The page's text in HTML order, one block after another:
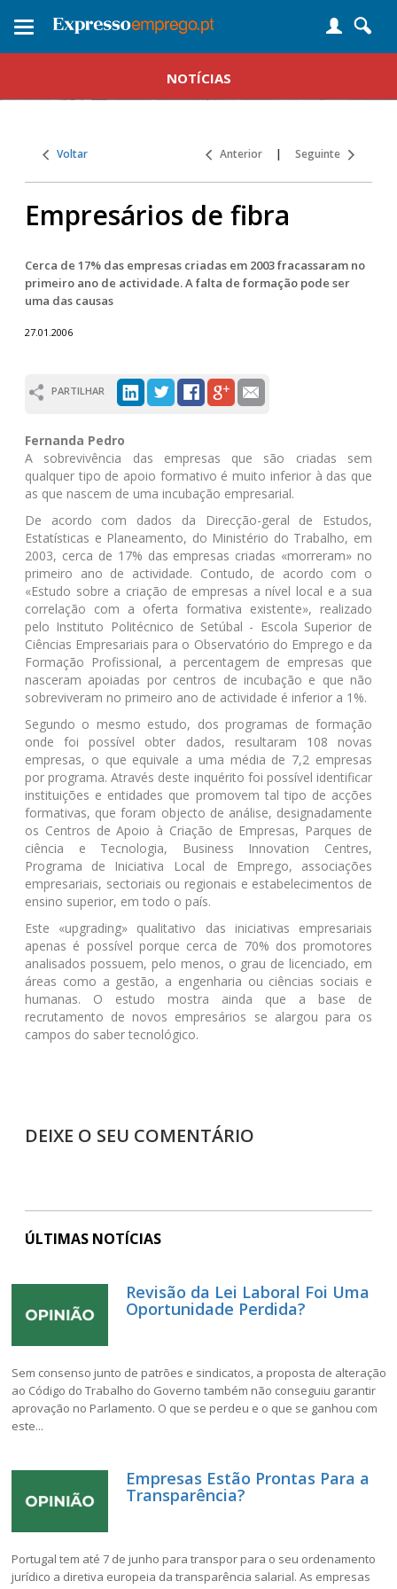
Toggle
NOTÍCIAS
Voltar Anterior | Seguinte
Empresários de fibra
Cerca de 17% das empresas criadas em 2003 fracassaram no
primeiro ano de actividade. A falta de formação pode ser
uma das causas
27.01.2006
PARTILHAR
Fernanda Pedro
A sobrevivência das empresas que são criadas sem
qualquer tipo de apoio formativo é muito inferior à das que
as que nascem de uma incubação empresarial.
De acordo com dados da Direcção-geral de Estudos,
Estatísticas e Planeamento, do Ministério do Trabalho, em
2003, cerca de 17% das empresas criadas «morreram» no
primeiro ano de actividade. Contudo, de acordo com o
«Estudo sobre a criação de empresas a nível local e a sua
correlação com a oferta formativa existente», realizado
pelo Instituto Politécnico de Setúbal - Escola Superior de
Ciências Empresariais para o Observatório do Emprego e da
Formação Profissional, a percentagem de empresas que
nasceram apoiadas por centros de incubação e que não
sobreviveram no primeiro ano de actividade é inferior a 1%.
Segundo o mesmo estudo, dos programas de formação
onde foi possível obter dados, resultaram 108 novas
empresas, o que equivale a uma média de 7,2 empresas
por programa. Através deste inquérito foi possível identificar
instituições e entidades que promovem tal tipo de acções
formativas, que foram objecto de análise, designadamente
os Centros de Apoio à Criação de Empresas, Parques de
ciência e Tecnologia, Business Innovation Centres,
Programa de Iniciativa Local de Emprego, associações
empresariais, sectoriais ou regionais e estabelecimentos de
ensino superior, em todo o país.
Este «upgrading» qualitativo das iniciativas empresariais
apenas é possível porque cerca de 70% dos promotores
analisados possuem, pelo menos, o grau de licenciado, em
áreas como a gestão, a engenharia ou ciências sociais e
humanas. O estudo mostra ainda que a base de
recrutamento de novos empresários se alargou para os
campos do saber tecnológico.
DEIXE O SEU COMENTÁRIO
ÚLTIMAS NOTÍCIAS
Revisão da Lei Laboral Foi Uma
Oportunidade Perdida?
Sem consenso junto de patrões e sindicatos, a proposta de alteração
ao Código do Trabalho do Governo também não conseguiu garantir
aprovação no Parlamento. O que se perdeu e o que se ganhou com
este...
Empresas Estão Prontas Para a
Transparência?
Portugal tem até 7 de junho para transpor para o seu ordenamento
jurídico a diretiva europeia da transparência salarial. As empresas